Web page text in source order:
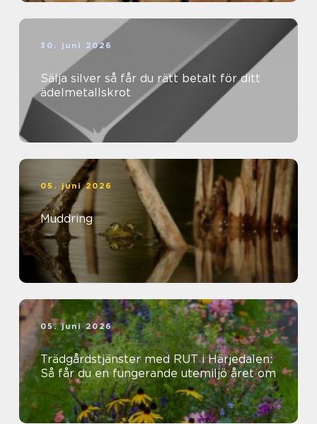
30. juni 2026
Sälja silver så får du rätt betalt för ditt
ädelmetallskrot
05. juni 2026
Muddring
05. juni 2026
Trädgårdstjänster med RUT i Härjedalen:
Så får du en fungerande utemiljö året om